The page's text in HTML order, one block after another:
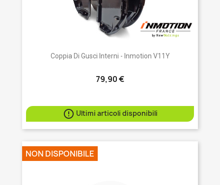
Coppia Di Gusci Interni - Inmotion V11Y
79,90 €
 Ultimi articoli disponibili
NON DISPONIBILE